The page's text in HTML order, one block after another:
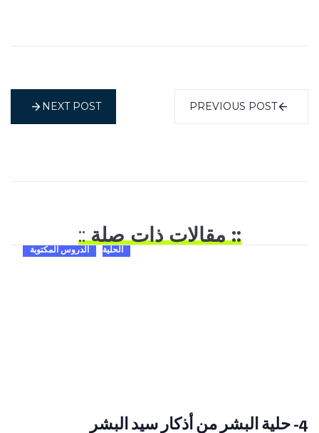
PREVIOUS POST
NEXT POST
:: مقالات ذات صلة::
الحلية الدروس المكتوبة
4- حلية البشر من أذكار سيد البشر